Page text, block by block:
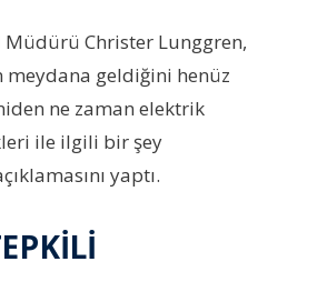
Müdürü Christer Lunggren,
meydana geldiğini henüz
ne zaman elektrik
ile ilgili bir şey
yaptı.